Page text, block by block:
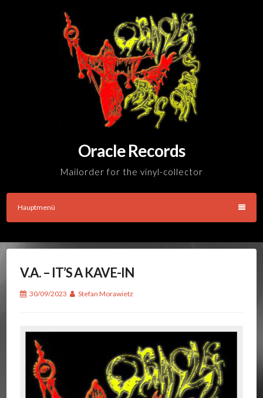
Oracle Records
Mailorder for the vinyl-collector
Hauptmenü
V.A. – IT’S A KAVE-IN
30/09/2023 Stefan Morawietz